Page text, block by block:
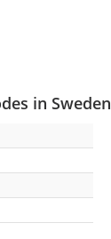
in Sweden